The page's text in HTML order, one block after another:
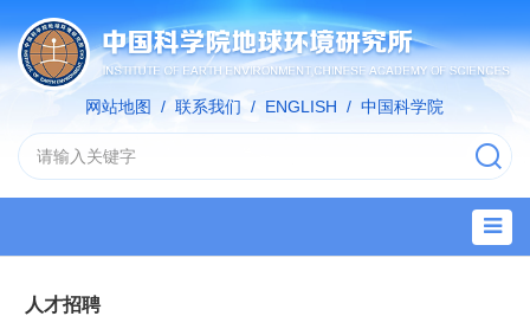
网站地图 / 联系我们 / ENGLISH / 中国科学院
人才招聘